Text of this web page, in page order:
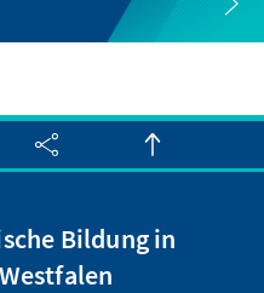
Bildung in